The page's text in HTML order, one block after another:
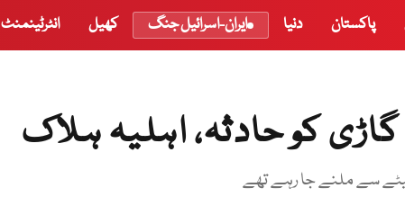
پاکستان دنیا ایران-اسرائیل جنگ کھیل انٹرٹینمنٹ
کو حادثہ، اہلیہ ہلاک
بیٹے سے ملنے جا رہے تھے